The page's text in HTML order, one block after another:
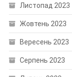
Листопад 2023
Жовтень 2023
Вересень 2023
Серпень 2023